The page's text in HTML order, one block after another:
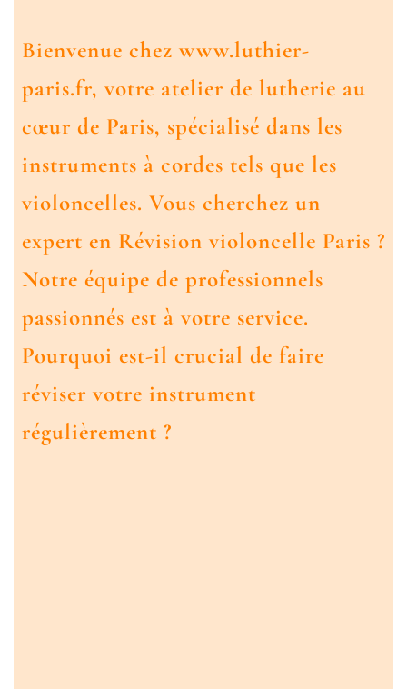
Bienvenue chez www.luthier-
paris.fr, votre atelier de lutherie au
cœur de Paris, spécialisé dans les
instruments à cordes tels que les
violoncelles. Vous cherchez un
expert en Révision violoncelle Paris ?
Notre équipe de professionnels
passionnés est à votre service.
Pourquoi est-il crucial de faire
réviser votre instrument
régulièrement ?